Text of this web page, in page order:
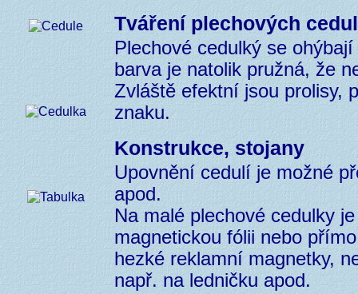
Tváření plechových
Plechové cedulký se
barva je natolik pružná, že
Zvláště efektní jsou prolisy,
znaku.
Konstrukce, stojany
Upovnění cedulí je možné
apod.
Na malé plechové cedulky
magnetickou fólii nebo
hezké reklamní magnetky,
např. na ledničku apod.